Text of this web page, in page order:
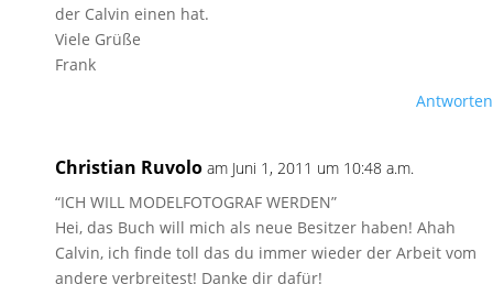
der Calvin einen hat.
Viele Grüße
Frank
Antworten
Christian Ruvolo am Juni 1, 2011 um 10:48 a.m.
“ICH WILL MODELFOTOGRAF WERDEN”
Hei, das Buch will mich als neue Besitzer haben! Ahah
Calvin, ich finde toll das du immer wieder der Arbeit vom
andere verbreitest! Danke dir dafür!